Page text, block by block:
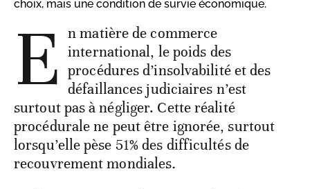
choix, mais une condition de survie économique.
E n matière de commerce
international, le poids des
procédures d’insolvabilité et des
défaillances judiciaires n’est
surtout pas à négliger. Cette réalité
procédurale ne peut être ignorée, surtout
lorsqu’elle pèse 51% des difficultés de
recouvrement mondiales.